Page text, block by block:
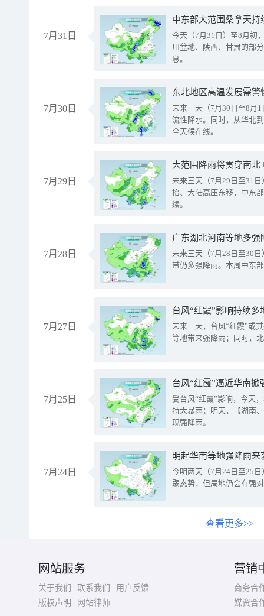
7月31日
中东部大范围桑拿天
今天（7月31日）至8月初
川盆地、陕西、甘肃的部
息。
7月30日
东北地区高温发展需
未来三天（7月30日至8月
流性降水。同时，从华北
全天候在线。
7月29日
大范围降雨将贯穿南
未来三天（7月29日至31
抬、大陆高压东移，中东
续。
7月28日
广东湖北河南等地多
未来三天（7月28日至30
带仍多强降雨。本周中东
7月27日
台风“红霞”影响持续
未来三天，台风“红霞”或
等地带来强降雨；同时，
7月25日
台风“红霞”逼近华南
受台风“红霞”影响，今天
特大暴雨；明天，【湖南
现强降雨。
7月24日
明起华南等地强降雨
今明两天（7月24日至25
弱态势，但局地仍会有强
查看更多>>
网站服务
关于我们 联系我们
用户反馈
版权声明
网站律师
营销
商务合
媒资合